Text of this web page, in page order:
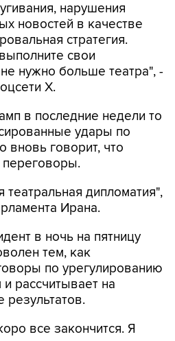
нарушения
новостей в качестве
стратегия.
свои
нужно больше театра", -
X.
в последние недели то
удары по
вновь говорит, что
переговоры.
дипломатия",
Ирана.
в ночь на пятницу
тем, как
по урегулированию
рассчитывает на
все закончится. Я